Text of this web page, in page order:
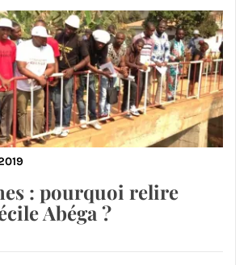
: pourquoi relire
Abéga ?